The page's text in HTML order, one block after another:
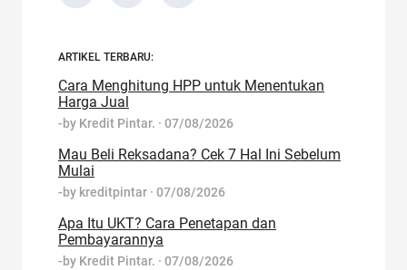
ARTIKEL TERBARU:
Cara Menghitung HPP untuk Menentukan
Harga Jual
-by Kredit Pintar. · 07/08/2026
Mau Beli Reksadana? Cek 7 Hal Ini Sebelum
Mulai
-by kreditpintar · 07/08/2026
Apa Itu UKT? Cara Penetapan dan
Pembayarannya
-by Kredit Pintar. · 07/08/2026